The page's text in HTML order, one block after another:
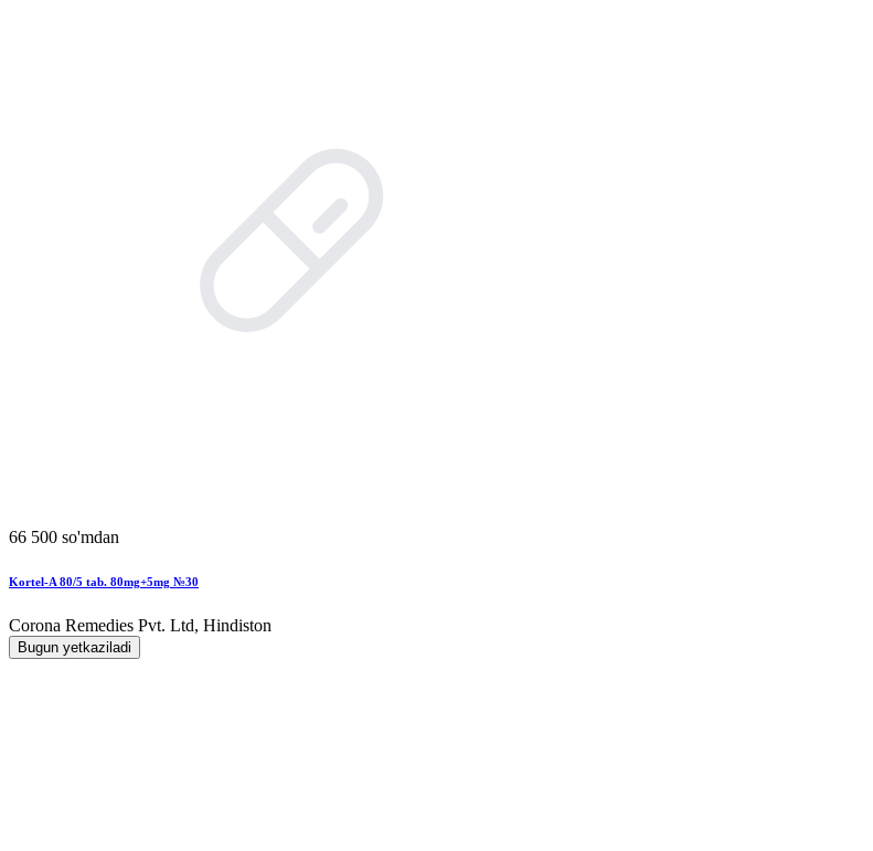
66 500 so'mdan
Kortel-A 80/5 tab. 80mg+5mg №30
Corona Remedies Pvt. Ltd, Hindiston
Bugun yetkaziladi